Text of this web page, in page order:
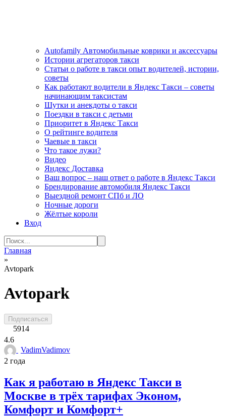
Autofamily Автомобильные коврики и аксессуары
Истории агрегаторов такси
Статьи о работе в такси опыт водителей, истории,
советы
Как работают водители в Яндекс Такси – советы
начинающим таксистам
Шутки и анекдоты о такси
Поездки в такси с детьми
Приоритет в Яндекс Такси
О рейтинге водителя
Чаевые в такси
Что такое лужи?
Видео
Яндекс Доставка
Ваш вопрос – наш ответ о работе в Яндекс Такси
Брендирование автомобиля Яндекс Такси
Выездной ремонт СПб и ЛО
Ночные дороги
Жёлтые короли
Вход
Search
for:
Главная
»
Avtopark
Avtopark
Подписаться
5914
4.6
VadimVadimov
2 года
Как я работаю в Яндекс Такси в
Москве в трёх тарифах Эконом,
Комфорт и Комфорт+